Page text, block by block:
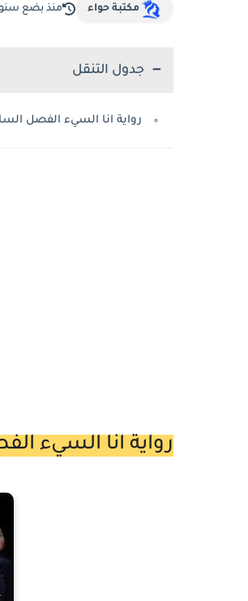
مكتبة حواء منذ بضع
جدول التنقل
رواية انا السيء الفصل السادس
رواية انا السيء الفصل